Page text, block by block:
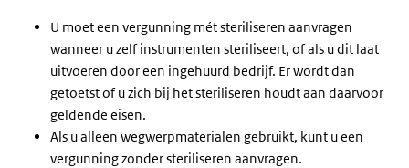
U moet een vergunning mét steriliseren aanvragen
wanneer u zelf instrumenten steriliseert, of als u dit laat
uitvoeren door een ingehuurd bedrijf. Er wordt dan
getoetst of u zich bij het steriliseren houdt aan daarvoor
geldende eisen.
Als u alleen wegwerpmaterialen gebruikt, kunt u een
vergunning zonder steriliseren aanvragen.